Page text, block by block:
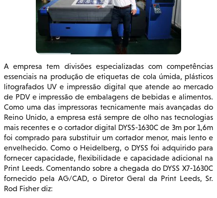
A empresa tem divisões especializadas com competências
essenciais na produção de etiquetas de cola úmida, plásticos
litografados UV e impressão digital que atende ao mercado
de PDV e impressão de embalagens de bebidas e alimentos.
Como uma das impressoras tecnicamente mais avançadas do
Reino Unido, a empresa está sempre de olho nas tecnologias
mais recentes e o cortador digital DYSS-1630C de 3m por 1,6m
foi comprado para substituir um cortador menor, mais lento e
envelhecido. Como o Heidelberg, o DYSS foi adquirido para
fornecer capacidade, flexibilidade e capacidade adicional na
Print Leeds. Comentando sobre a chegada do DYSS X7-1630C
fornecido pela AG/CAD, o Diretor Geral da Print Leeds, Sr.
Rod Fisher diz: